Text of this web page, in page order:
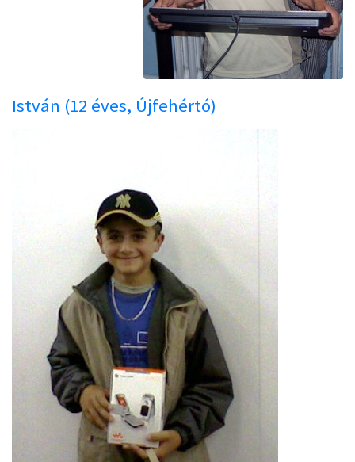
István (12 éves, Újfehértó)